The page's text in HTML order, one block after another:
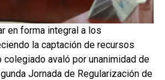
en forma integral a los
la captación de recursos
avaló por unanimidad de
Jornada de Regularización de